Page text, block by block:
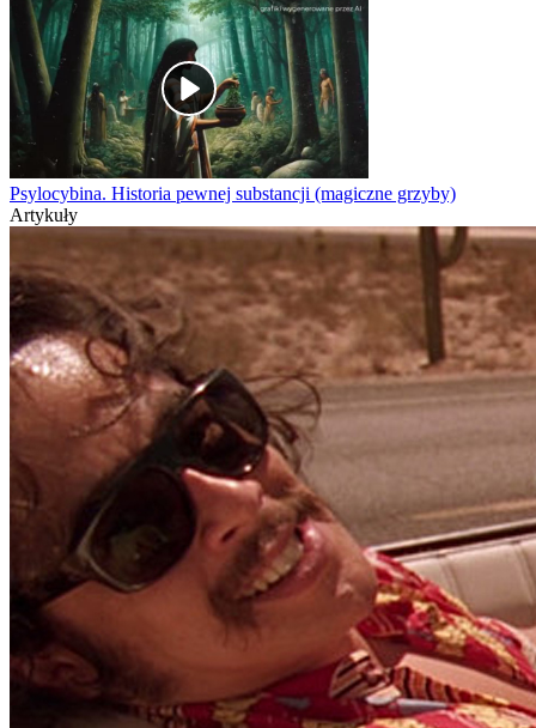
Psylocybina. Historia pewnej substancji (magiczne grzyby)
Artykuły